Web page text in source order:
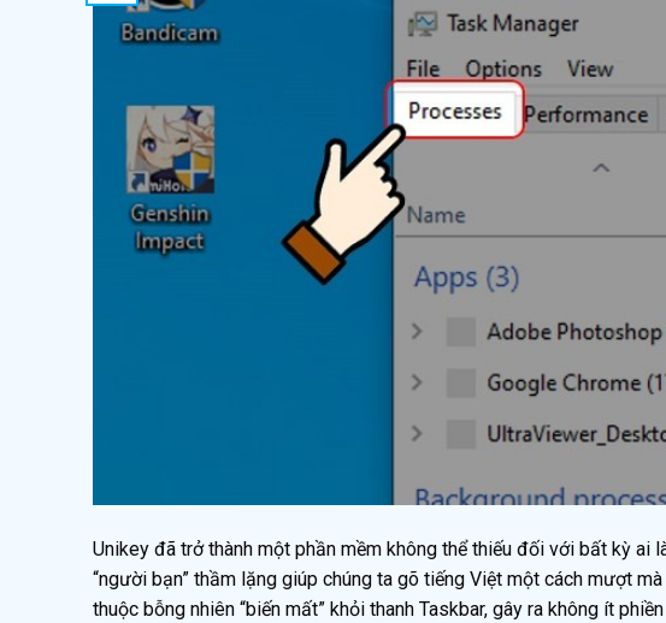
Unikey đã trở thành một phần mềm không thể thiếu đối với bất kỳ ai
“người bạn” thầm lặng giúp chúng ta gõ tiếng Việt một cách mượt
thuộc bỗng nhiên “biến mất” khỏi thanh Taskbar, gây ra không ít